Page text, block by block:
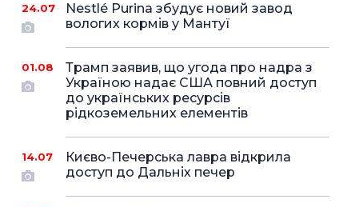
24.07
Nestlé Purina збудує новий завод
вологих кормів у Мантуї
01.08
Трамп заявив, що угода про надра з
Україною надає США повний доступ
до українських ресурсів
рідкоземельних елементів
14.07
Києво-Печерська лавра відкрила
доступ до Дальніх печер